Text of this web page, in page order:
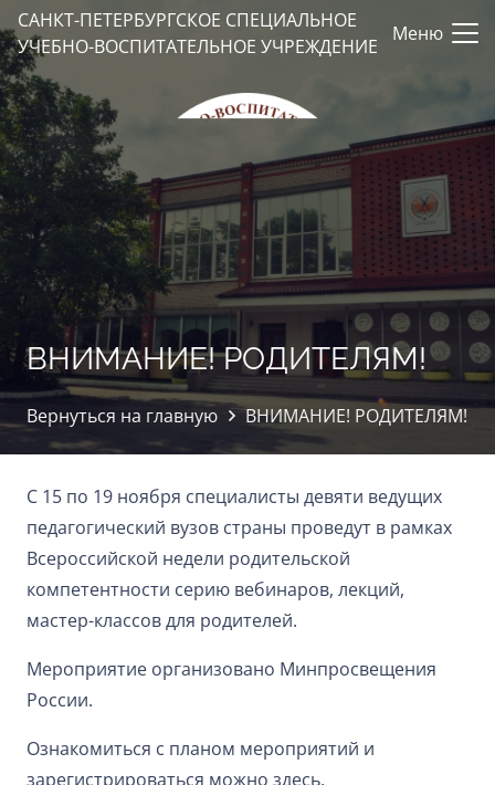
САНКТ-ПЕТЕРБУРГСКОЕ СПЕЦИАЛЬНОЕ
УЧЕБНО-ВОСПИТАТЕЛЬНОЕ УЧРЕЖДЕНИЕ
Меню
ВНИМАНИЕ! РОДИТЕЛЯМ!
Вернуться на главную ВНИМАНИЕ! РОДИТЕЛЯМ!
С 15 по 19 ноября специалисты девяти ведущих
педагогический вузов страны проведут в рамках
Всероссийской недели родительской
компетентности серию вебинаров, лекций,
мастер-классов для родителей.
Мероприятие организовано Минпросвещения
России.
Ознакомиться с планом мероприятий и
зарегистрироваться можно здесь.